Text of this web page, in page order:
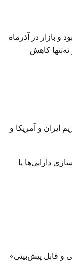
انباشت فشار تورمی بود و بازار در آذرماه
کاهش
ایران و آمریکا و
دارایی‌ها یا
و قابل پیش‌بینی»